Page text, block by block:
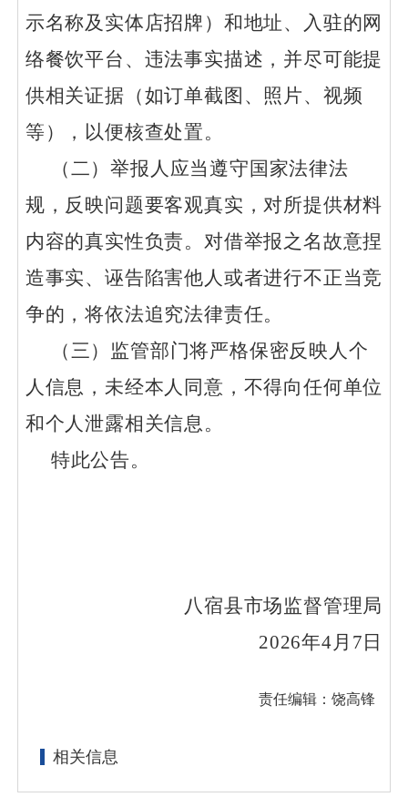
示名称及实体店招牌）和地址、入驻的网
络餐饮平台、违法事实描述，并尽可能提
供相关证据（如订单截图、照片、视频
等），以便核查处置。
（二）举报人应当遵守国家法律法
规，反映问题要客观真实，对所提供材料
内容的真实性负责。对借举报之名故意捏
造事实、诬告陷害他人或者进行不正当竞
争的，将依法追究法律责任。
（三）监管部门将严格保密反映人个
人信息，未经本人同意，不得向任何单位
和个人泄露相关信息。
特此公告。
八宿县市场监督管理局
2026年4月 7 日
责任编辑：饶高锋
相关信息